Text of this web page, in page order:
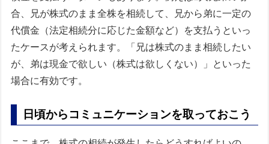
合、兄が株式のまま全株を相続して、兄から弟に一定の
代償金（法定相続分に応じた金額など）を支払うといっ
たケースが考えられます。「兄は株式のまま相続したい
が、弟は現金で欲しい（株式は欲しくない）」といった
場合に有効です。
日頃からコミュニケーションを取っておこう